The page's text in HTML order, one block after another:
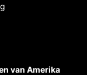
van Amerika